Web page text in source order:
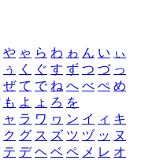
や ゃ ら わ ゎ ん い ぃ
ぅ く ぐ す ず つ づ っ
ぜ て で ね へ べ ぺ め
も よ ょ ろ を
ャ ラ ワ ヮ ン イ ィ キ
ク グ ス ズ ツ ヅ ッ ヌ
テ デ ヘ ベ ペ メ レ オ